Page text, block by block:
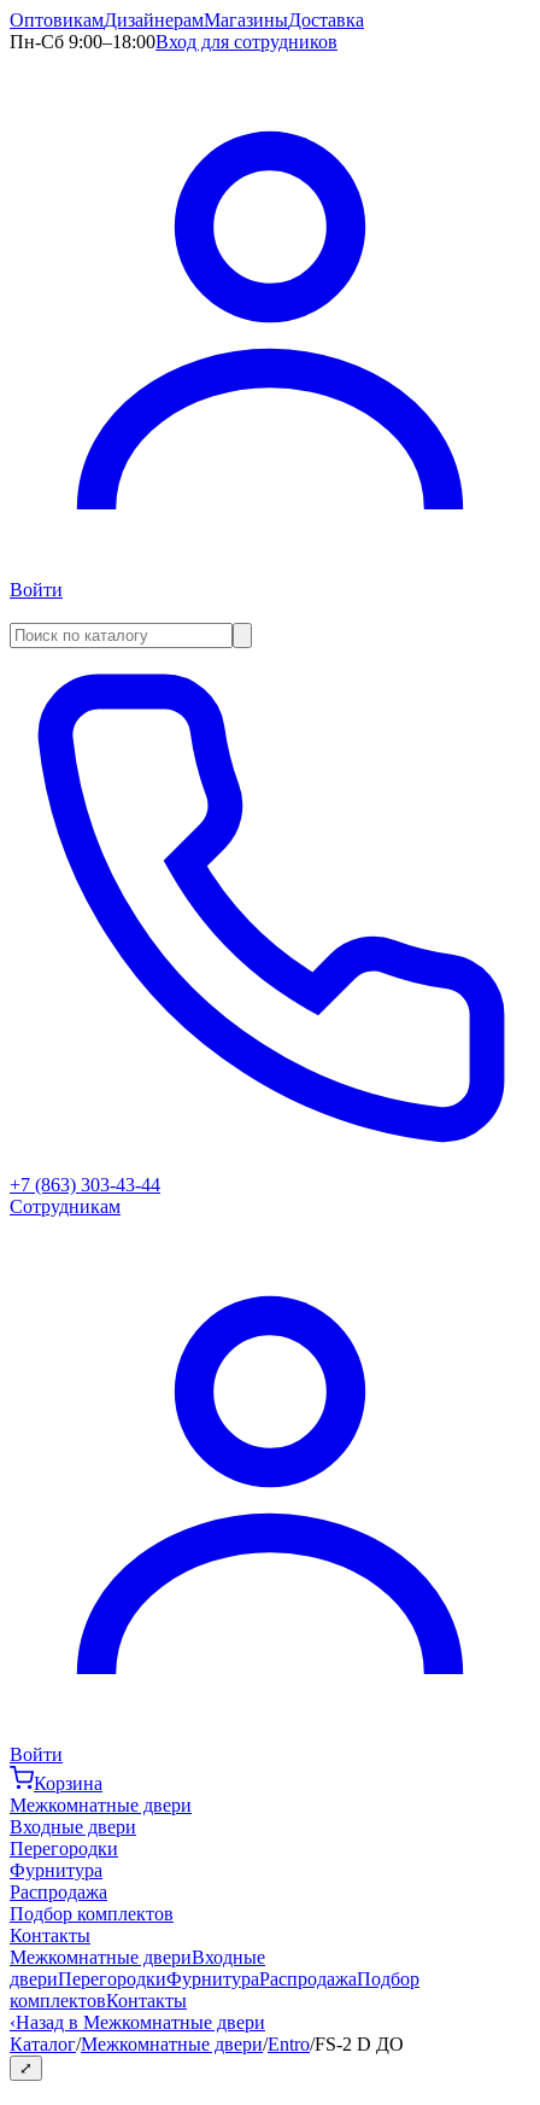
ОптовикамДизайнерамМагазиныДоставка
Пн-Сб 9:00–18:00Вход для сотрудников
Войти
+7 (863) 303-43-44
Сотрудникам
Войти
Корзина
Межкомнатные двери
Входные двери
Перегородки
Фурнитура
Распродажа
Подбор комплектов
Контакты
Межкомнатные двериВходные
двериПерегородкиФурнитураРаспродажаПодбор
комплектовКонтакты
‹Назад в Межкомнатные двери
Каталог/Межкомнатные двери/Entro/FS-2 D ДО
⤢